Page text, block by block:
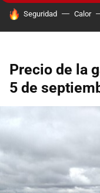
HOY SE HABLA DE
Seguridad Calor
Precio de la
5 de